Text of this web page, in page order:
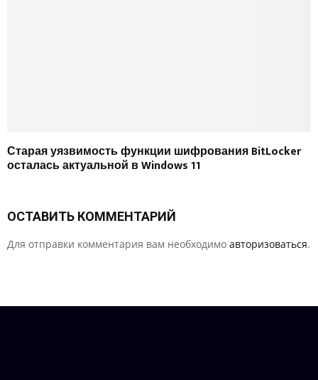
Старая уязвимость функции шифрования BitLocker
осталась актуальной в Windows 11
ОСТАВИТЬ КОММЕНТАРИЙ
Для отправки комментария вам необходимо авторизоваться.